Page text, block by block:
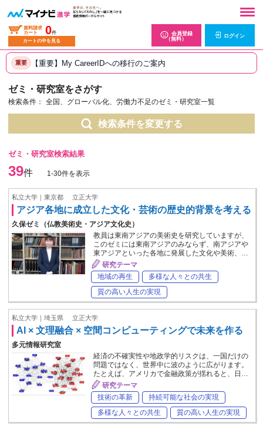
資料請求
カート
0件
カートの中を見る
会員登録
（無料）
ログイン
重要 【重要】My CareerIDへの移行のご案内
ゼミ・研究室をさがす
検索条件： 全国、グローバル化、労働力不足のゼミ・研究室一覧
検索条件を変更する
ゼミ・研究室検索結果
39件 1-30件を表示
私立大学｜東京都 立正大学
アジア各地に成立した文化・芸術の歴史的背景を考える
久保ゼミ（仏教美術史・アジア文化史）
教員は東南アジアの美術史を研究していますが、
このゼミには東南アジアのみならず、南アジアや
東アジアといった各地に発展した文化や美術、…
研究テーマ
地域の再生
多様な人々との共生
質の高い人生の実現
私立大学｜埼玉県 立正大学
AI × 文理融合 × 空間コンピューティングで未来を作る
多元情報研究室
経済の不確実性や地政学的リスクは、一国だけの
問題ではなく、世界中に波のように広がります。
たとえば、アメリカで金融政策が揺れると、日…
研究テーマ
技術の革新
持続可能な社会の実現
多様な人々との共生
質の高い人生の実現